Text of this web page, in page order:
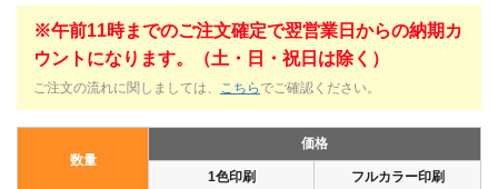
※午前11時までのご注文確定で翌営業日からの納期カ
ウントになります。（土・日・祝日は除く）
ご注文の流れに関しましては、 こちら でご確認ください。
数量
価格
1色印刷 フルカラー印刷